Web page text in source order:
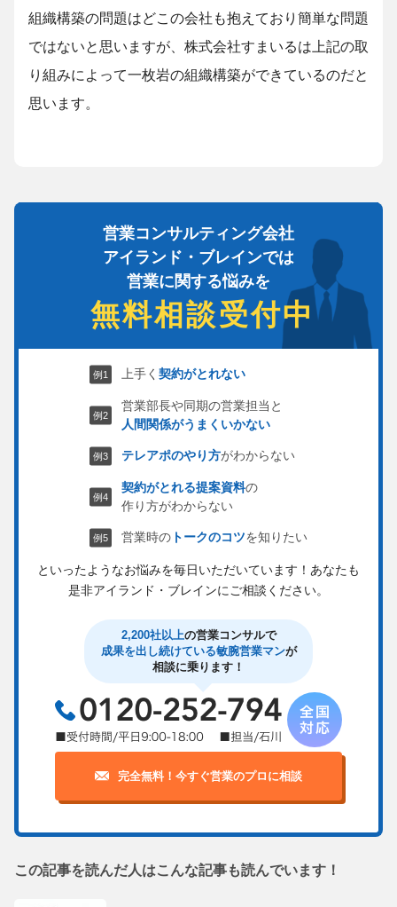
組織構築の問題はどこの会社も抱えており簡単な問題
ではないと思いますが、株式会社すまいるは上記の取
り組みによって一枚岩の組織構築ができているのだと
思います。
営業コンサルティング会社
アイランド・ブレインでは
営業に関する悩みを
無料相談受付中
上手く契約がとれない
営業部長や同期の営業担当と
人間関係がうまくいかない
テレアポのやり方がわからない
契約がとれる提案資料の
作り方がわからない
営業時の トークのコツを知りたい
といったようなお悩みを毎日いただいています！ あなたも
是非アイランド・ブレインにご相談ください。
2,200社以上の営業コンサルで
成果を出し続けている敏腕営業マンが
相談に乗ります！
完全無料！今すぐ営業のプロに相談
この記事を読んだ人はこんな記事も読んでいます！